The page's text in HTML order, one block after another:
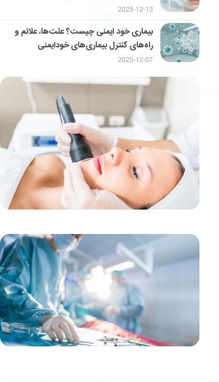
2025-12-13
بیماری خود ایمنی چیست؟ علت‌ها، علائم و
راه‌های کنترل بیماری‌های خودایمنی
2025-12-07